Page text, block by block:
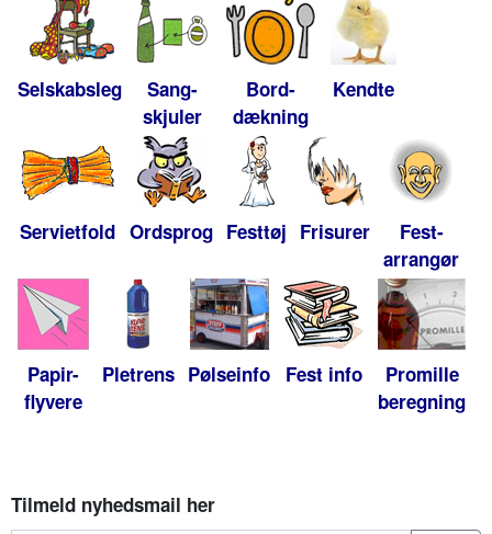
Selskabsleg
Sang-
skjuler
Bord-
dækning
Kendte
Servietfold Ordsprog Festtøj Frisurer
Fest-
arrangør
Papir-
flyvere
Pletrens Pølseinfo Fest info
Promille
beregning
Tilmeld nyhedsmail her